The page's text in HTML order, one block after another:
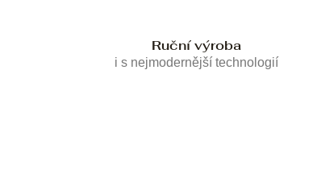
Ruční výroba
i s nejmodernější technologií